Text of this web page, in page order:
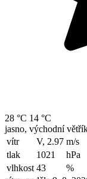
28 °C 14 °C
jasno, východní
vítr
V, 2.97 m/s
tlak
1021
hPa
vlhkost 43
%